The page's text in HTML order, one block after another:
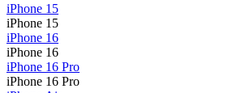
iPhone 15
iPhone 15
iPhone 16
iPhone 16
iPhone 16 Pro
iPhone 16 Pro